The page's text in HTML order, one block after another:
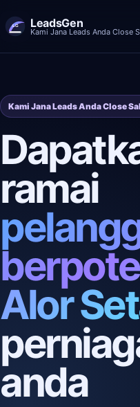
LeadsGen
Kami Jana Leads Anda Close
Kami Jana Leads Anda Close
ramai
Alor
anda